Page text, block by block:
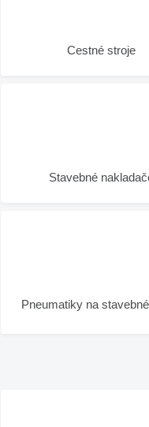
Cestné stroje
Stavebné
Pneumatiky na